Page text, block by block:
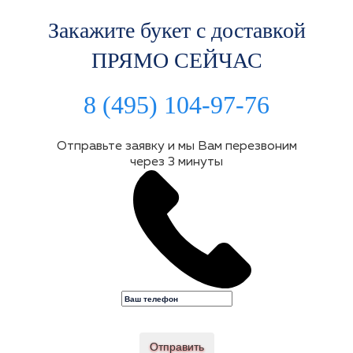
Закажите букет с доставкой
ПРЯМО СЕЙЧАС
8 (495) 104-97-76
Отправьте заявку и мы Вам перезвоним
через 3 минуты
Отправить